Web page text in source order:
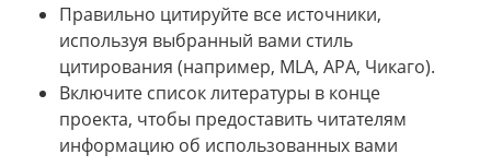
Правильно цитируйте все источники,
используя выбранный вами стиль
цитирования (например, MLA, APA, Чикаго).
Включите список литературы в конце
проекта, чтобы предоставить читателям
информацию об использованных вами